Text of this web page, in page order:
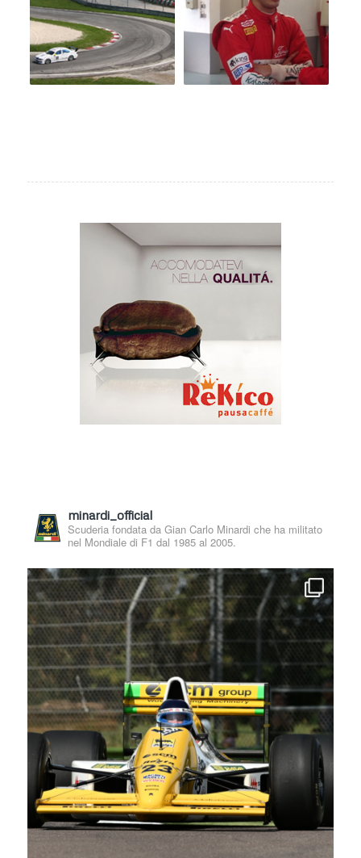
minardi_official
Scuderia fondata da Gian Carlo Minardi che ha militato
nel Mondiale di F1 dal 1985 al 2005.